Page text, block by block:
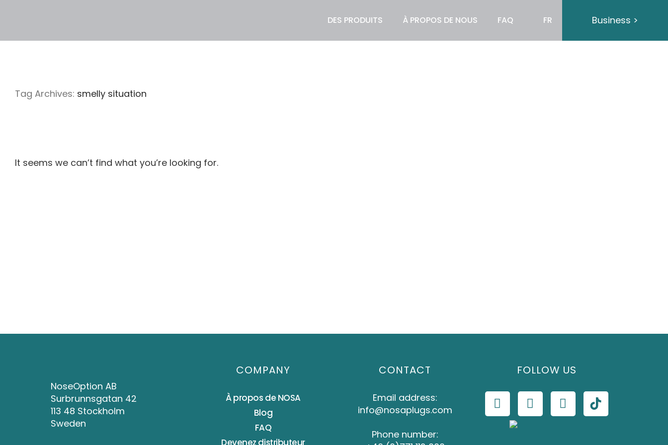
DES PRODUITS À PROPOS DE NOUS FAQ FR Business >
Tag Archives: smelly situation
It seems we can’t find what you’re looking for.
NoseOption AB
Surbrunnsgatan 42
113 48 Stockholm
Sweden
COMPANY
À propos de NOSA
Blog
FAQ
Devenez distributeur
CONTACT
Email address:
info@nosaplugs.com
Phone number:
FOLLOW US